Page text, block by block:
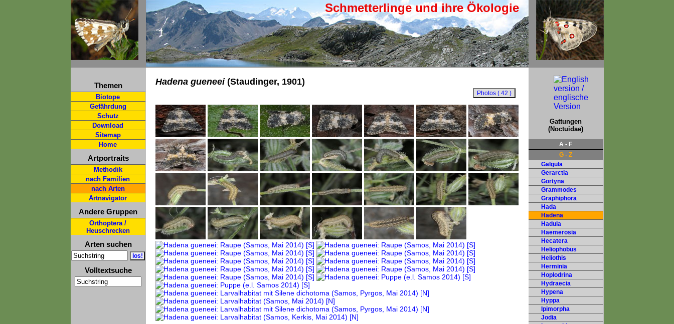
Schmetterlinge und ihre Ökologie
Themen
Biotope
Gefährdung
Schutz
Download
Sitemap
Home
Artportraits
Methodik
nach Familien
nach Arten
Artnavigator
Andere Gruppen
Orthoptera /
Heuschrecken
Arten suchen
Volltextsuche
Hadena gueneei(Staudinger, 1901)
Gattungen
(Noctuidae)
A - F
G - Z
Galgula
Gerarctia
Gortyna
Grammodes
Graphiphora
Hada
Hadena
Hadula
Haemerosia
Hecatera
Heliophobus
Heliothis
Herminia
Hoplodrina
Hydraecia
Hypena
Hyppa
Ipimorpha
Jodia